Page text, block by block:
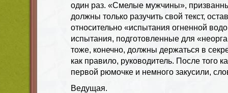
один раз. «Смелые мужчины»,
должны только разучить свой текст,
относительно «испытания огненной
испытания, подготовленные для
тоже, конечно, должны держаться в
как правило, руководитель. После того
первой рюмочке и немного закусили,
Ведущая.